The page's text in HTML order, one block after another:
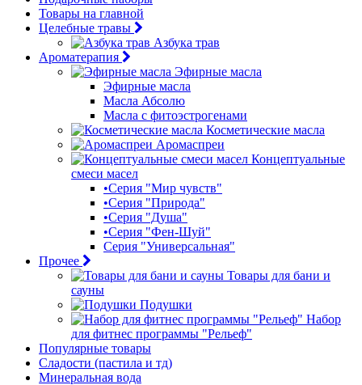
Товары на главной
Целебные травы
Азбука трав
Ароматерапия
Эфирные масла
Эфирные масла
Масла Абсолю
Масла с фитоэстрогенами
Косметические масла
Аромаспреи
Концептуальные
смеси масел
•Серия "Мир чувств"
•Серия "Природа"
•Серия "Душа"
•Серия "Фен-Шуй"
Серия "Универсальная"
Прочее
Товары для бани и
сауны
Подушки
Набор
для фитнес программы "Рельеф"
Популярные товары
Сладости (пастила и тд)
Минеральная вода